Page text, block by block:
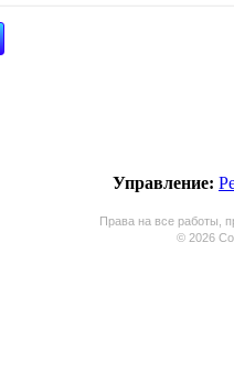
Управление:
Права на все работы,
© 2026